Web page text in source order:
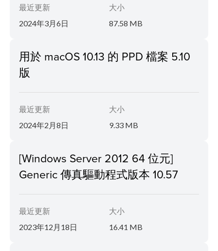
最近更新
2024年3月6日
大小
87.58 MB
用於 macOS 10.13 的 PPD 檔案 5.10
版
最近更新
2024年2月8日
大小
9.33 MB
[Windows Server 2012 64 位元]
Generic 傳真驅動程式版本 10.57
最近更新
2023年12月18日
大小
16.41 MB